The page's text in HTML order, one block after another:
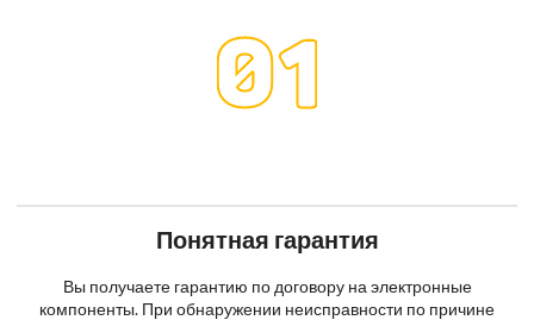
Понятная гарантия
Вы получаете гарантию по договору на электронные
компоненты. При обнаружении неисправности по причине